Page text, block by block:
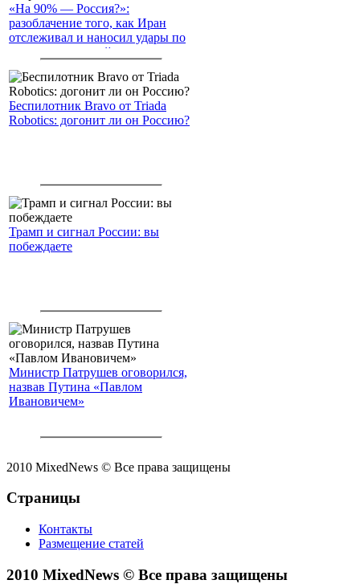
«На 90% — Россия?»:
разоблачение того, как Иран
отслеживал и наносил удары по
американским войскам
Беспилотник Bravo от Triada
Robotics: догонит ли он Россию?
Трамп и сигнал России: вы
побеждаете
Министр Патрушев оговорился,
назвав Путина «Павлом
Ивановичем»
2010 MixedNews © Все права защищены
Страницы
Контакты
Размещение статей
2010 MixedNews © Все права защищены